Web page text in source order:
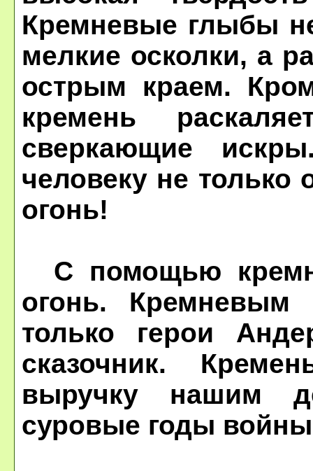
Кремневые глыбы
мелкие осколки, а
острым краем.
кремень
сверкающие
человеку не только
огонь!
С помощью
огонь. Кремневым
только герои
сказочник.
выручку нашим
суровые годы